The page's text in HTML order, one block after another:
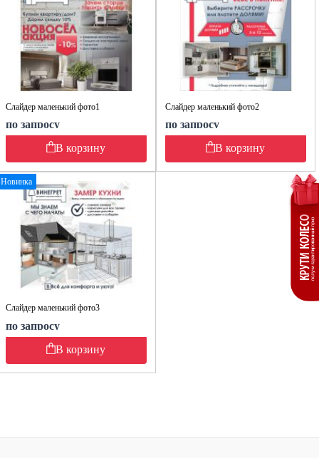
Слайдер маленький фото1
по запросу
В корзину
Слайдер маленький фото2
по запросу
В корзину
Новинка
Слайдер маленький фото3
по запросу
В корзину